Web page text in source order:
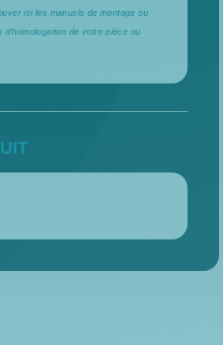
ici les manuels de montage ou
d'homologation de votre pièce ou